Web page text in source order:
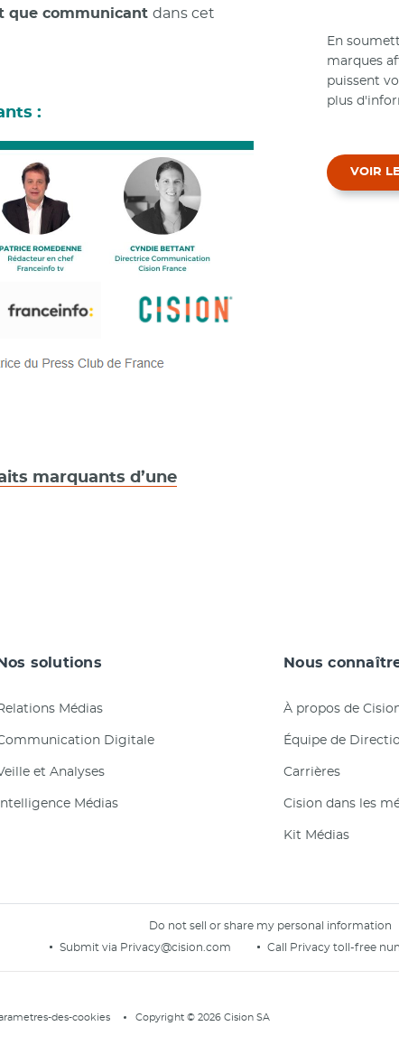
que communicant dans cet
:
marquants d’une
En
marques
puissent
plus
VOIR
Nos solutions
Médias
Digitale
et Analyses
Intelligence Médias
Nous
À propos de
Équipe de
Carrières
Cision dans les
Kit Médias
Do not sell or share my personal information
Submit via Privacy@cision.com Call Privacy toll-free
des-cookies Copyright © 2026 Cision SA